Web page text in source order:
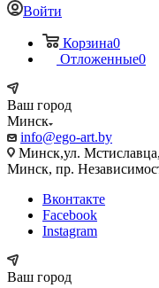
Войти
Корзина0
Отложенные0
Ваш город
Минск
info@ego-art.by
Минск,ул.
Минск, пр.
Вконтакте
Facebook
Instagram
Ваш город